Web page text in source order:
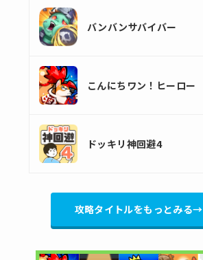
バンバンサバイバー
こんにちワン！ヒーロー
ドッキリ神回避4
攻略タイトルをもっとみる→